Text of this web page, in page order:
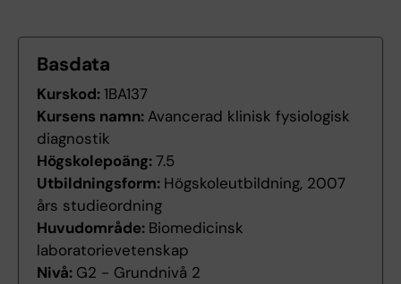
Basdata
Kurskod:1BA137
Kursens namn: Avancerad klinisk fysiologisk
diagnostik
Högskolepoäng:7.5
Utbildningsform: Högskoleutbildning, 2007
års studieordning
Huvudområde: Biomedicinsk
laboratorievetenskap
Nivå: G2 - Grundnivå 2